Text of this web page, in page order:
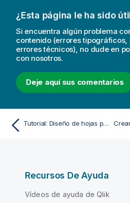
¿Esta página le ha sido
Si encuentra algún problema
contenido (errores tipográficos,
errores técnicos), no dude en
con nosotros.
Deje aquí sus comentarios
Tutorial: Diseño de hojas para informes de PowerPoint
Recursos De Ayuda
Vídeos de ayuda de Qlik